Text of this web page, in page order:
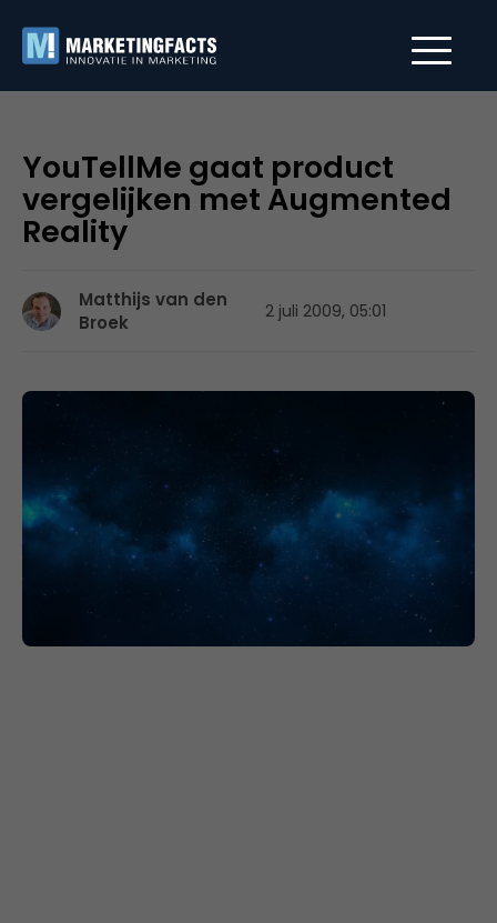
YouTellMe gaat product
vergelijken met Augmented
Reality
Matthijs van den
Broek
2 juli 2009, 05:01